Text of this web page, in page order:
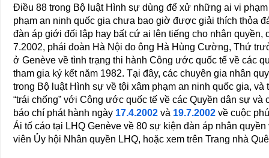
Điều 88 trong Bộ luật Hình sự dùng để xử những ai vi
phạm an ninh quốc gia chưa bao giờ được giải thích thỏa
đàn áp giới đối lập hay bất cứ ai lên tiếng cho nhân quyền,
7.2002, phái đoàn Hà Nội do ông Hà Hùng Cường, Thứ
ở Genève về tình trạng thi hành Công ước quốc tế về các
tham gia ký kết năm 1982. Tại đây, các chuyên gia nhân
trong Bộ luật Hình sự về tội xâm phạm an ninh quốc gia,
“trái chống” với Công ước quốc tế về các Quyền dân sự và
báo chí phát hành ngày 17.4.2002 và 19.7.2002 về cuộc
Ái tố cáo tại LHQ Genève về 80 sự kiện đàn áp nhân
viên Ủy hội Nhân quyền LHQ, hoặc xem trên Trang nhà